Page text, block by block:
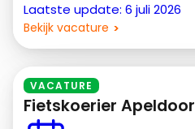
Laatste update: 6 juli 2026
Bekijk vacature
VACATURE
Fietskoerier